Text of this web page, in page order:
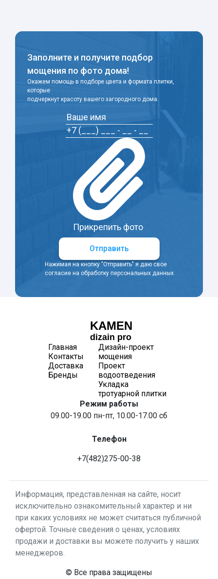
Заполните и получите подбор
мощения по фото дома!
Окажем помощь в подборе цвета и формата плитки,
которые
подчеркнут красоту вашего загородного дома.
Прикрепить фото
Отправить
Нажимая на кнопку "Отправить" я даю свое
согласие на обработку персональных данных
KAMEN
dizain pro
Главная
Контакты
Доставка
Бренды
Дизайн-проект
мощения
Проект
водоотведения
Укладка
тротуарной плитки
Режим работы
09.00-19.00 пн-пт, 10.00-17.00 сб
Телефон
+7(482)275-00-38
Информация, представленная на сайте, носит
исключительно ознакомительный характер и ни
при каких условиях не может считаться публичной
офертой. Точные сведения о ценах, условиях
продажи и доставки вы можете получить у наших
менеджеров.
© Все права защищены